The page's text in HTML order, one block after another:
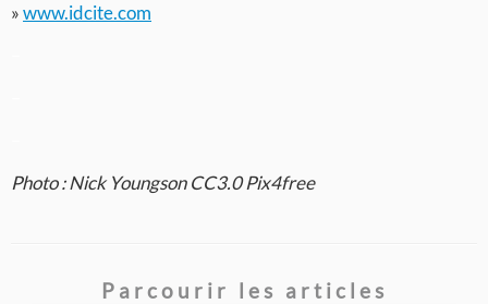
»www.idcite.com
Photo : Nick Youngson CC3.0 Pix4free
Parcourir les articles